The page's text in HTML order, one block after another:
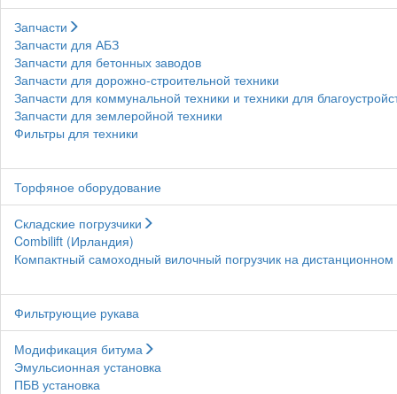
Запчасти
Запчасти для АБЗ
Запчасти для бетонных заводов
Запчасти для дорожно-строительной техники
Запчасти для коммунальной техники и техники для
Запчасти для землеройной техники
Фильтры для техники
Торфяное оборудование
Складские погрузчики
Combilift (Ирландия)
Компактный самоходный вилочный погрузчик на
Фильтрующие рукава
Модификация битума
Эмульсионная установка
ПБВ установка